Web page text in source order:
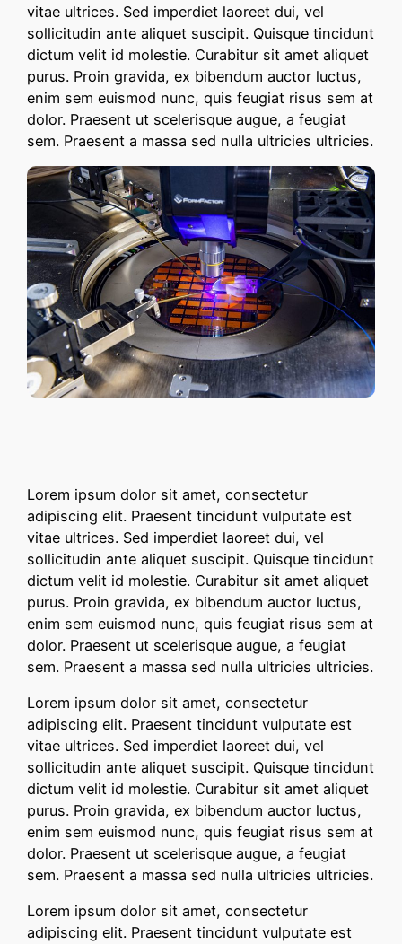
vitae ultrices. Sed imperdiet laoreet dui, vel
sollicitudin ante aliquet suscipit. Quisque tincidunt
dictum velit id molestie. Curabitur sit amet aliquet
purus. Proin gravida, ex bibendum auctor luctus,
enim sem euismod nunc, quis feugiat risus sem at
dolor. Praesent ut scelerisque augue, a feugiat
sem. Praesent a massa sed nulla ultricies ultricies.
Lorem ipsum dolor sit amet, consectetur
adipiscing elit. Praesent tincidunt vulputate est
vitae ultrices. Sed imperdiet laoreet dui, vel
sollicitudin ante aliquet suscipit. Quisque tincidunt
dictum velit id molestie. Curabitur sit amet aliquet
purus. Proin gravida, ex bibendum auctor luctus,
enim sem euismod nunc, quis feugiat risus sem at
dolor. Praesent ut scelerisque augue, a feugiat
sem. Praesent a massa sed nulla ultricies ultricies.
Lorem ipsum dolor sit amet, consectetur
adipiscing elit. Praesent tincidunt vulputate est
vitae ultrices. Sed imperdiet laoreet dui, vel
sollicitudin ante aliquet suscipit. Quisque tincidunt
dictum velit id molestie. Curabitur sit amet aliquet
purus. Proin gravida, ex bibendum auctor luctus,
enim sem euismod nunc, quis feugiat risus sem at
dolor. Praesent ut scelerisque augue, a feugiat
sem. Praesent a massa sed nulla ultricies ultricies.
Lorem ipsum dolor sit amet, consectetur
adipiscing elit. Praesent tincidunt vulputate est